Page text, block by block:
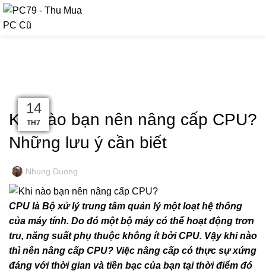
KINH NGHIỆM MÁY TÍNH
Khi nào bạn nên nâng cấp CPU?
Những lưu ý cần biết
Nhung Duong
06
TH9
CPU là Bộ xử lý trung tâm quản lý một loạt hệ thống
của máy tính. Do đó một bộ máy có thể hoạt động trơn
tru, năng suất phụ thuộc không ít bởi CPU. Vậy khi nào
thì nên nâng cấp CPU? Việc nâng cấp có thực sự xứng
đáng với thời gian và tiền bạc của bạn tại thời điểm đó
19
TH7
21
TH6
16
TH3
07
TH3
12
TH1
27
TH7
21
TH7
14
TH7